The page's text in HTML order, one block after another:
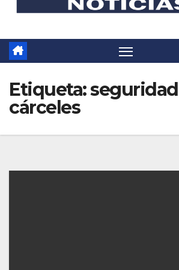
Etiqueta:
cárceles